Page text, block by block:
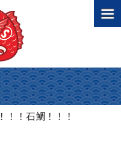
！！！石鯛！！！